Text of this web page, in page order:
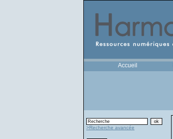
Accueil
>Recherche avancée